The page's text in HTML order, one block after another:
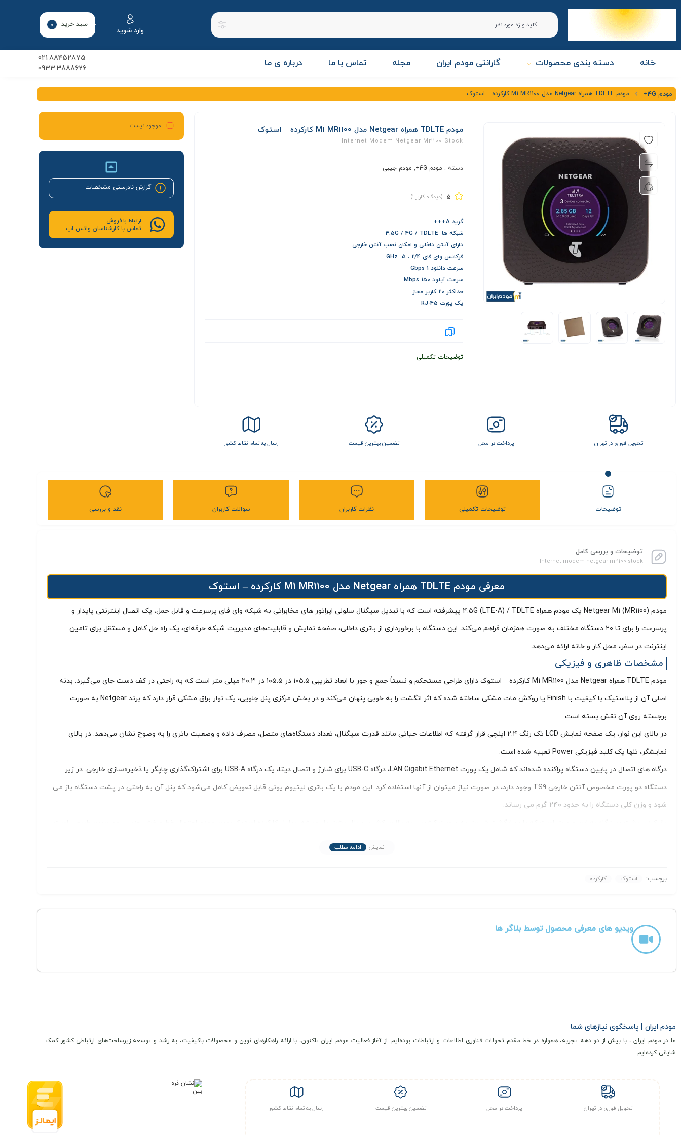
وارد شوید
سبد خرید 0
خانه دسته بندی محصولات گارانتی مودم ایران مجله تماس با ما درباره ی ما 88452875
021
3888626
0933
مودم 4G+ مودم TDLTE همراه Netgear مدل M1 MR1100 کارکرده – استوک
مودم TDLTE همراه Netgear مدل M1 MR1100 کارکرده – استوک
Internet Modem Netgear Mr1100 Stock
دسته : مودم 4G+ , مودم جیبی
5 (دیدگاه کاربر 1
)
گرید A+++
شبکه ها 4.5G / 4G / TDLTE
دارای آنتن داخلی و امکان نصب آنتن خارجی
فرکانس وای فای 2/4 ، 5 GHz
سرعت دانلود 1 Gbps
سرعت آپلود 150 Mbps
حداکثر 20 کاربر مجاز
یک پورت RJ-45
توضیحات تکمیلی
تحویل فوری در تهران پرداخت در محل تضمین بهترین قیمت ارسال به تمام نقاط کشور
موجود نیست
گزارش نادرستی مشخصات
ارتباط با فروش
تماس با کارشناسان واتس اپ
توضیحات توضیحات تکمیلی نظرات کاربران سوالات کاربران نقد و بررسی
توضیحات و بررسی کامل
Internet modem netgear mr1100 stock
معرفی مودم TDLTE همراه Netgear مدل M1 MR1100 کارکرده – استوک
مودم Netgear M1 (MR1100) یک مودم همراه 4.5G (LTE-A) / TDLTE پیشرفته است که با تبدیل سیگنال سلولی اپراتور های مخابراتی به شبکه وای‌ فای پرسرعت و قابل حمل، یک اتصال اینترنتی پایدار و
پرسرعت را برای تا ۲۰ دستگاه مختلف به صورت همزمان فراهم می‌کند. این دستگاه با برخورداری از باتری داخلی، صفحه‌ نمایش و قابلیت‌های مدیریت شبکه حرفه‌ای، یک راه‌ حل کامل و مستقل برای تامین
اینترنت در سفر، محل کار و خانه ارائه می‌دهد.
مشخصات ظاهری و فیزیکی
مودم TDLTE همراه Netgear مدل M1 MR1100 کارکرده – استوک دارای طراحی مستحکم و نسبتاً جمع و جور با ابعاد تقریبی ۱۰۵.۵ در ۱۰۵.۵ در ۲۰.۳ میلی‌ متر است که به راحتی در کف دست جای می‌گیرد. بدنه
اصلی آن از پلاستیک با کیفیت با Finish یا روکش مات مشکی ساخته شده که اثر انگشت را به خوبی پنهان می‌کند و در بخش مرکزی پنل جلویی، یک نوار براق مشکی قرار دارد که برند Netgear به صورت
برجسته روی آن نقش بسته است.
در بالای این نوار، یک صفحه نمایش LCD تک رنگ ۲.۴ اینچی قرار گرفته که اطلاعات حیاتی مانند قدرت سیگنال، تعداد دستگاه‌های متصل، مصرف داده و وضعیت باتری را به وضوح نشان می‌دهد. در بالای
نمایشگر، تنها یک کلید فیزیکی Power تعبیه شده است.
درگاه‌ های اتصال در پایین دستگاه پراکنده شده‌اند که شامل یک پورت LAN Gigabit Ethernet، درگاه USB-C برای شارژ و اتصال دیتا، یک درگاه USB-A برای اشتراک‌گذاری چاپگر یا ذخیره‌سازی خارجی. در زیر
دستگاه دو پورت مخصوص آنتن خارجی TS9 وجود دارد، در صورت نیاز میتوان از آنها استفاده کرد. این مودم با یک باتری لیتیوم‌ یونی قابل تعویض کامل می‌شود که پنل آن به راحتی در پشت دستگاه باز می‌
شود و وزن کلی دستگاه را به حدود ۲۴۰ گرم می‌ رساند.
نمایش ادامه مطلب
برچسب: استوک کارکرده
ویدیو های معرفی محصول توسط بلاگر ها
مودم ایران | پاسخگوی نیازهای شما
ما در مودم ایران ، با بیش از دو دهه تجربه، همواره در خط مقدم تحولات فناوری اطلاعات و ارتباطات بوده‌ایم. از آغاز فعالیت مودم ایران تاکنون، با ارائه راهکارهای نوین و محصولات باکیفیت، به رشد و توسعه زیرساخت‌های ارتباطی کشور کمک
شایانی کرده‌ایم.
تحویل فوری در تهران پرداخت در محل تضمین بهترین قیمت ارسال به تمام نقاط کشور